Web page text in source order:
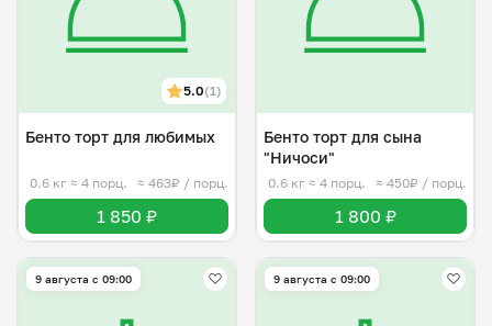
5.0(1)
Бенто торт для любимых
0.6 кг ≈ 4 порц. ≈ 463₽ / порц.
1 850 ₽
Бенто торт для сына
"Ничоси"
0.6 кг ≈ 4 порц. ≈ 450₽ / порц.
1 800 ₽
9 августа с 09:00 9 августа с 09:00